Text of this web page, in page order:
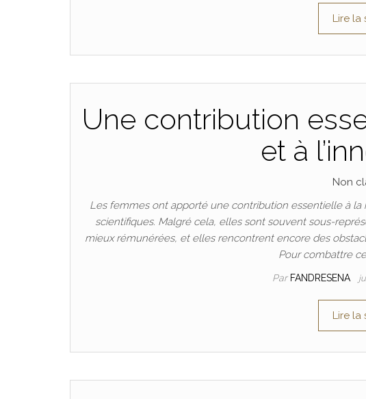
Lire la
Une contribution
et à
Non
Les femmes ont apporté une contribution essentielle à
scientifiques. Malgré cela, elles sont souvent sous-
mieux rémunérées, et elles rencontrent encore des
Pour combattre
Par FANDRESENA
Lire la